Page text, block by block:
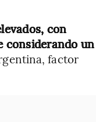
con
considerando un
factor